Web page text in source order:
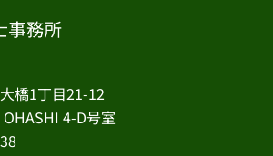
橋1丁目21-12
OHASHI 4-D号室